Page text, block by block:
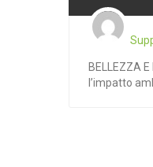
BELLEZZA
l’impatto